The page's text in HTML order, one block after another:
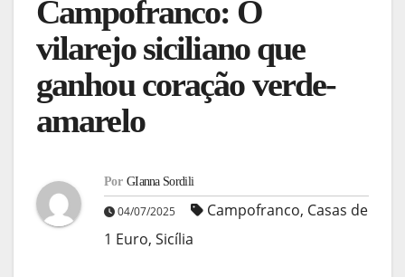
Campofranco: O
vilarejo siciliano que
ganhou coração verde-
amarelo
Por GIanna Sordili
04/07/2025 Campofranco, Casas de
1 Euro, Sicília